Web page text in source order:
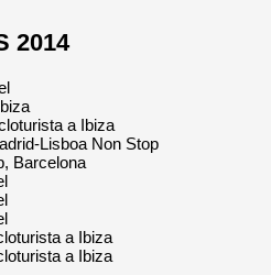
2014
a Ibiza
Lisboa Non Stop
Barcelona
a Ibiza
a Ibiza